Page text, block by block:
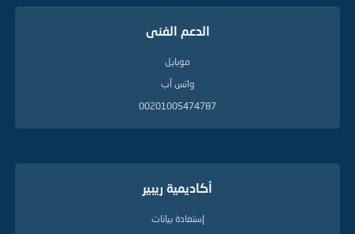
الدعم الفنى
موبايل
واتس آب
00201005474787
أكاديمية ريبير
إستعادة بيانات